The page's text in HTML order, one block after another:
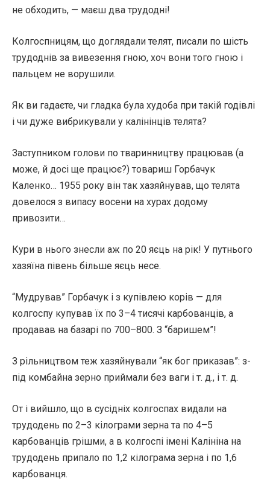
не обходить, — маєш два трудодні!
Колгоспницям, що доглядали телят, писали по шість
трудоднів за вивезення гною, хоч вони того гною і
пальцем не ворушили.
Як ви гадаєте, чи гладка була худоба при такій годівлі
і чи дуже вибрикували у калінінців телята?
Заступником голови по тваринництву працював (а
може, й досі ще працює?) товариш Горбачук
Каленко… 1955 року він так хазяйнував, що телята
довелося з випасу восени на хурах додому
привозити…
Кури в нього знесли аж по 20 яєць на рік! У путнього
хазяїна півень більше яєць несе.
“Мудрував” Горбачук і з купівлею корів — для
колгоспу купував їх по 3–4 тисячі карбованців, а
продавав на базарі по 700–800. З “баришем”!
З рільництвом теж хазяйнували “як бог приказав”: з-
під комбайна зерно приймали без ваги і т. д., і т. д.
От і вийшло, що в сусідніх колгоспах видали на
трудодень по 2–3 кілограми зерна та по 4–5
карбованців грішми, а в колгоспі імені Калініна на
трудодень припало по 1,2 кілограма зерна і по 1,6
карбованця.